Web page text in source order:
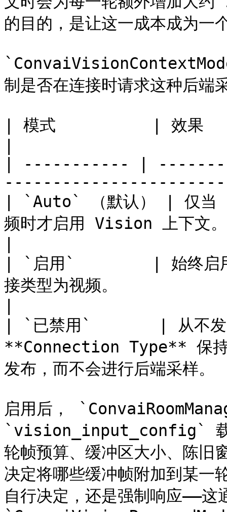
的目的，是让这一成本成为一
制是否在连接时请求这种后端
| 模式          | 效果
| ----------- |
| `Auto` （默认） | 仅当
频时才启用 Vision 上下文。
| `启用`        | 始终启用视
接类型为视频。
| `已禁用`       | 从不发送
**Connection Type** 保持
发布，而不会进行后端采样
启用后，
`vision_input_config` 载荷
轮帧预算、缓冲区大小、陈
决定将哪些缓冲帧附加到某一
自行决定，还是强制响应——这